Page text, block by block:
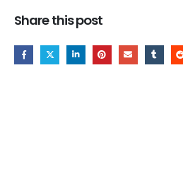
Share this post